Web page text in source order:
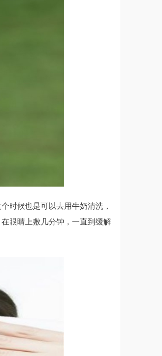
时候也是可以去用牛奶清洗，
眼睛上敷几分钟，一直到缓解